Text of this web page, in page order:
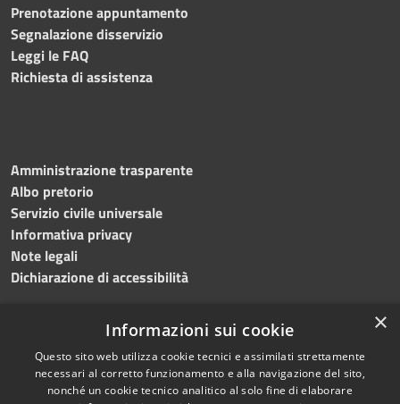
Prenotazione appuntamento
Segnalazione disservizio
Leggi le FAQ
Richiesta di assistenza
Amministrazione trasparente
Albo pretorio
Servizio civile universale
Informativa privacy
Note legali
Dichiarazione di accessibilità
RSS
Accessibilità
Copyright © 2023 •
Comune di Noicàttaro
×
Informazioni sui cookie
Questo sito web utilizza cookie tecnici e assimilati strettamente
necessari al corretto funzionamento e alla navigazione del sito,
nonché un cookie tecnico analitico al solo fine di elaborare